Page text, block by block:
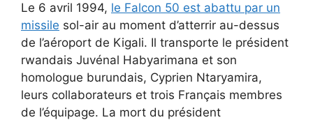
Le 6 avril 1994, le Falcon 50 est abattu par un
missile sol-air au moment d’atterrir au-dessus
de l’aéroport de Kigali. Il transporte le président
rwandais Juvénal Habyarimana et son
homologue burundais, Cyprien Ntaryamira,
leurs collaborateurs et trois Français membres
de l’équipage. La mort du président